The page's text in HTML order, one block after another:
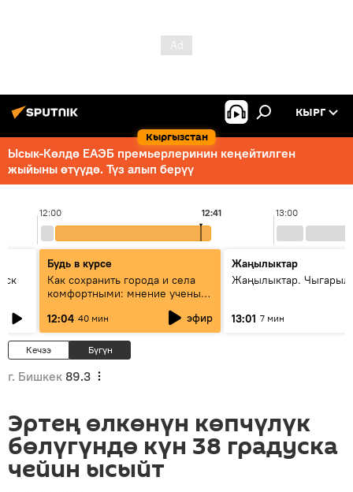
Кыргызстан
КЫРГ
Ысык-Көлдө ЕАЭБ премьерлеринин кеңейтилген
жыйыны өтүүдө. Түз алып берүү
12:00 13:00
12:41
Будь в курсе
Как сохранить города и села
комфортными: мнение ученых
12:04 40 мин эфир
Жаңылыктар
Жаңылыктар.
13:01 7 мин
Кечээ Бүгүн
г. Бишкек 89.3
Эртең өлкөнүн көпчүлүк
бөлүгүндө күн 38 градуска
чейин ысыйт